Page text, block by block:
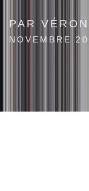
PAR
NOVEMBRE